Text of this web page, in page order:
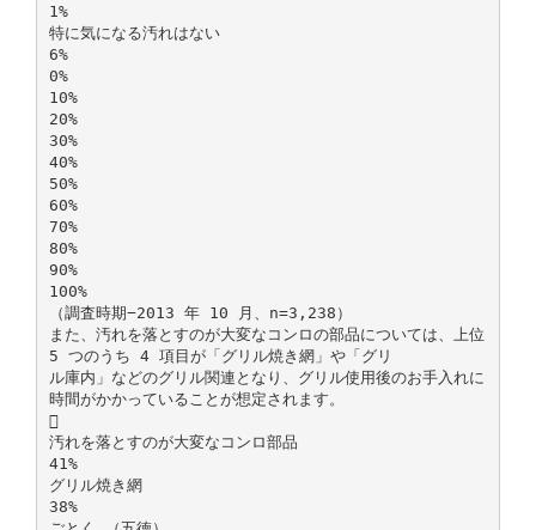
1%
特に気になる汚れはない
6%
0%
10%
20%
30%
40%
50%
60%
70%
80%
90%
100%
（調査時期−2013 年 10 月、n=3,238）
また、汚れを落とすのが大変なコンロの部品については、上位
5 つのうち 4 項目が「グリル焼き網」や「グリ
ル庫内」などのグリル関連となり、グリル使用後のお手入れに
時間がかかっていることが想定されます。

汚れを落とすのが大変なコンロ部品
41%
グリル焼き網
38%